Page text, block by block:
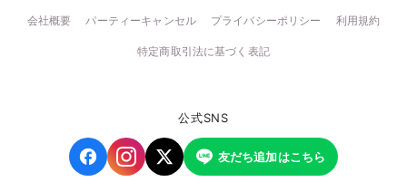
会社概要 パーティーキャンセル プライバシーポリシー 利用規約
特定商取引法に基づく表記
公式SNS
友だち追加はこちら